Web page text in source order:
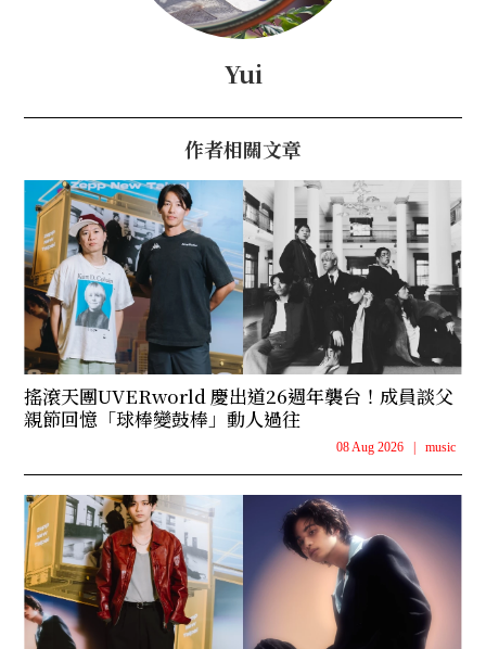
Yui
作者相關文章
搖滾天團UVERworld 慶出道26週年襲台！成員談父
親節回憶「球棒變鼓棒」動人過往
08 Aug 2026 music